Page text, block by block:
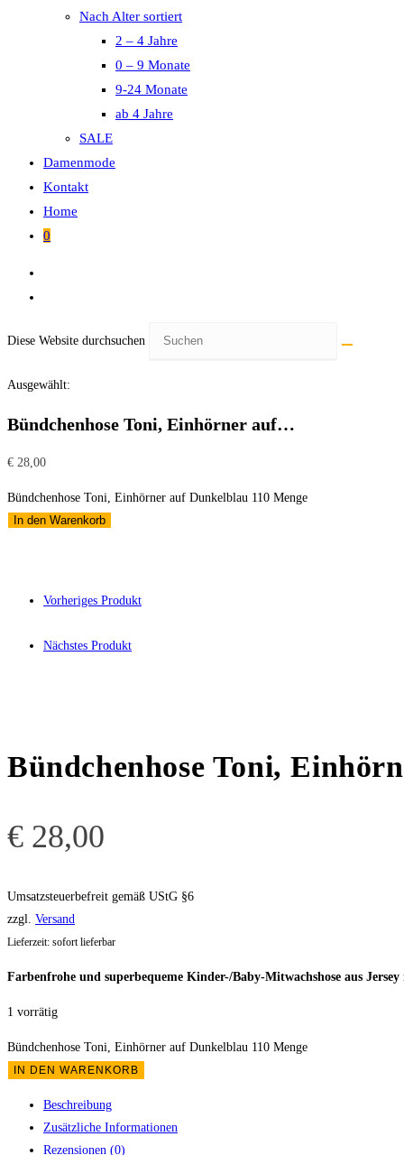
Nach Alter sortiert
2 – 4 Jahre
0 – 9 Monate
9-24 Monate
ab 4 Jahre
SALE
Damenmode
Kontakt
Home
0
Diese Website durchsuchen
Ausgewählt:
Bündchenhose Toni, Einhörner auf…
€ 28,00
Bündchenhose Toni, Einhörner auf Dunkelblau 110 Menge
In den Warenkorb
Vorheriges Produkt
Nächstes Produkt
Bündchenhose Toni,
€ 28,00
Umsatzsteuerbefreit gemäß UStG §6
zzgl. Versand
Lieferzeit: sofort lieferbar
Farbenfrohe und superbequeme Kinder-/Baby-Mitwachshose aus
1 vorrätig
Bündchenhose Toni, Einhörner auf Dunkelblau 110 Menge
IN DEN WARENKORB
Beschreibung
Zusätzliche Informationen
Rezensionen (0)